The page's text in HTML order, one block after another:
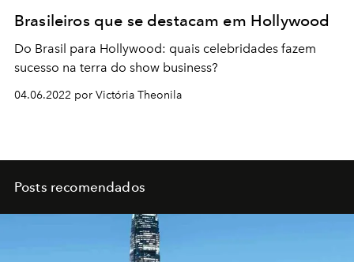
Brasileiros que se destacam em Hollywood
Do Brasil para Hollywood: quais celebridades fazem
sucesso na terra do show business?
04.06.2022 por Victória Theonila
Posts recomendados